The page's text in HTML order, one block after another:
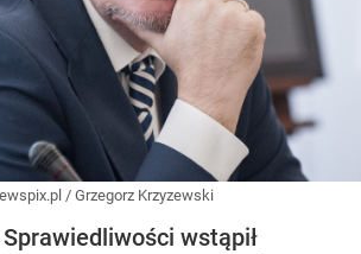
/ Grzegorz Krzyzewski
wstąpił